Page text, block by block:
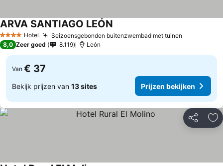
4 SterrenHotel Seizoensgebonden buitenzwembad met tuinen
ARVA SANTIAGO LEÓN
8,0 Zeer goed 8.119 León
Van € 37
Bekijk prijzen van 13 sites Prijzen bekijken
Delen